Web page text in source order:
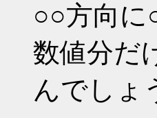
○○方向に
数値分だ
んでしょ